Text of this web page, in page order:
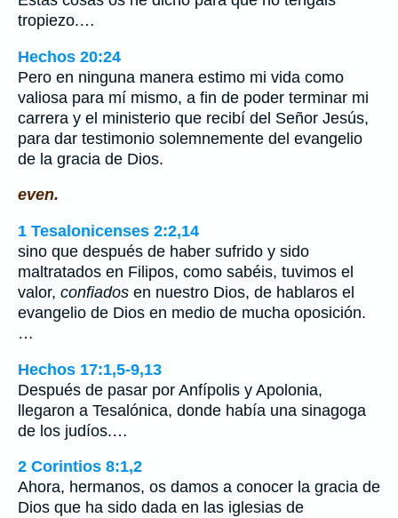
tropiezo.…
Hechos 20:24
Pero en ninguna manera estimo mi vida como
valiosa para mí mismo, a fin de poder terminar mi
carrera y el ministerio que recibí del Señor Jesús,
para dar testimonio solemnemente del evangelio
de la gracia de Dios.
even.
1 Tesalonicenses 2:2,14
sino que después de haber sufrido y sido
maltratados en Filipos, como sabéis, tuvimos el
valor, confiados en nuestro Dios, de hablaros el
evangelio de Dios en medio de mucha oposición.
…
Hechos 17:1,5-9,13
Después de pasar por Anfípolis y Apolonia,
llegaron a Tesalónica, donde había una sinagoga
de los judíos.…
2 Corintios 8:1,2
Ahora, hermanos, os damos a conocer la gracia de
Dios que ha sido dada en las iglesias de